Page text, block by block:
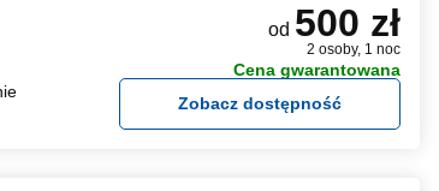
od 500 zł
2 osoby, 1 noc
Cena gwarantowana
Zobacz dostępność